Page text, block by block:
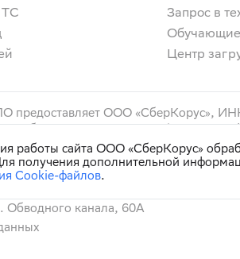
ТС
Запрос в
Центр
предоставляет ООО «СберКорус»,
с контрагентами»), сервис
(маркетинговое наименование
Обводного канала, 60А
работы сайта ООО «СберКорус»
получения дополнительной
Cookie-файлов.